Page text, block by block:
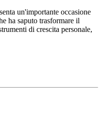
un'importante occasione
ha saputo trasformare il
di crescita personale,